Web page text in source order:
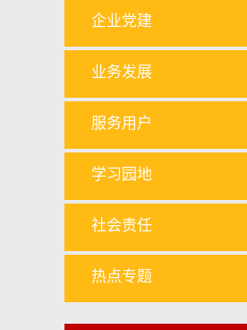
企业党建
业务发展
服务用户
学习园地
社会责任
热点专题